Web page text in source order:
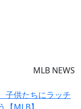
MLB NEWS